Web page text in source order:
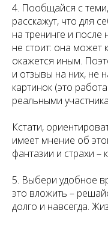
4. Пообщайся с
расскажут, что для
на тренинге и после
не стоит: она может
окажется иным.
и отзывы на них, не
картинок (это
реальными
Кстати,
имеет мнение об
фантазии и страхи –
5. Выбери удобное
это вложить –
долго и навсегда.